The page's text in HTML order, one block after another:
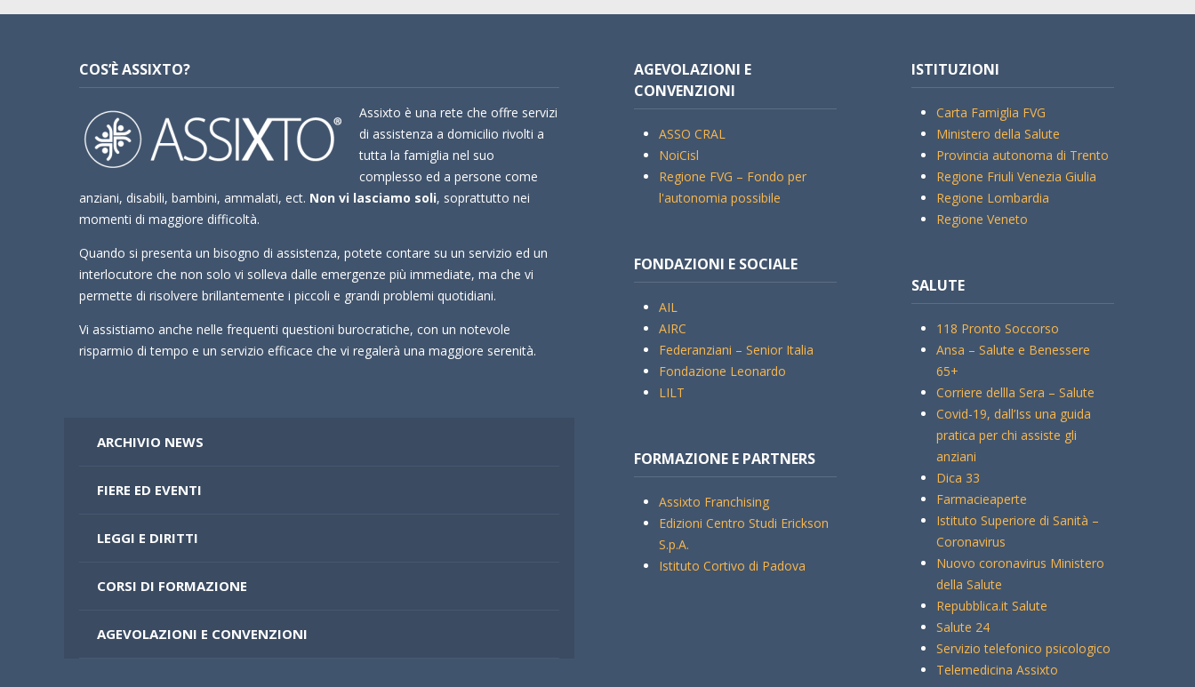
COS’È ASSIXTO?
Assixto è una rete che offre servizi
di assistenza a domicilio rivolti a
tutta la famiglia nel suo
complesso ed a persone come
anziani, disabili, bambini, ammalati, ect. Non vi lasciamo soli, soprattutto nei
momenti di maggiore difficoltà.
Quando si presenta un bisogno di assistenza, potete contare su un servizio ed un
interlocutore che non solo vi solleva dalle emergenze più immediate, ma che vi
permette di risolvere brillantemente i piccoli e grandi problemi quotidiani.
Vi assistiamo anche nelle frequenti questioni burocratiche, con un notevole
risparmio di tempo e un servizio efficace che vi regalerà una maggiore serenità.
ARCHIVIO NEWS
FIERE ED EVENTI
LEGGI E DIRITTI
CORSI DI FORMAZIONE
AGEVOLAZIONI E CONVENZIONI
AGEVOLAZIONI E
CONVENZIONI
ASSO CRAL
NoiCisl
Regione FVG – Fondo per
l'autonomia possibile
FONDAZIONI E SOCIALE
AIL
AIRC
Federanziani – Senior Italia
Fondazione Leonardo
LILT
FORMAZIONE E PARTNERS
Assixto Franchising
Edizioni Centro Studi Erickson
S.p.A.
Istituto Cortivo di Padova
ISTITUZIONI
Carta Famiglia FVG
Ministero della Salute
Provincia autonoma di Trento
Regione Friuli Venezia Giulia
Regione Lombardia
Regione Veneto
SALUTE
118 Pronto Soccorso
Ansa – Salute e Benessere
65+
Corriere dellla Sera – Salute
Covid-19, dall’Iss una guida
pratica per chi assiste gli
anziani
Dica 33
Farmacieaperte
Istituto Superiore di Sanità –
Coronavirus
Nuovo coronavirus Ministero
della Salute
Repubblica.it Salute
Salute 24
Servizio telefonico psicologico
Telemedicina Assixto